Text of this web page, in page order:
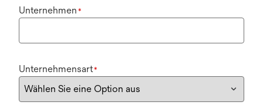
Unternehmen *
Unternehmensart*